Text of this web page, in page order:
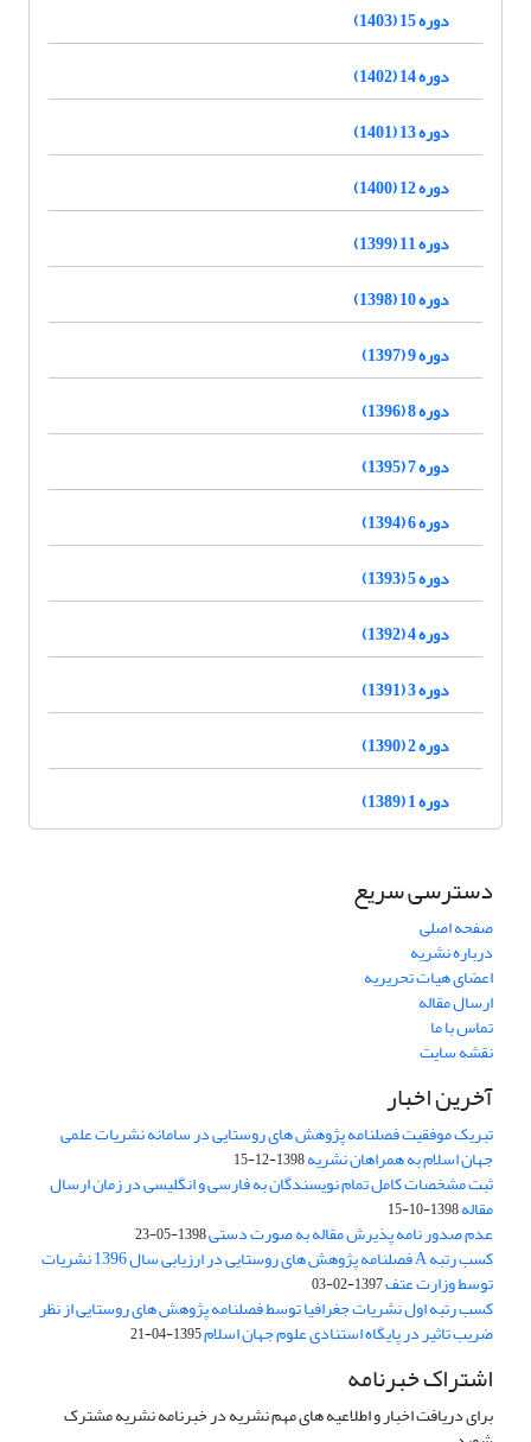
دوره 15 (1403)
دوره 14 (1402)
دوره 13 (1401)
دوره 12 (1400)
دوره 11 (1399)
دوره 10 (1398)
دوره 9 (1397)
دوره 8 (1396)
دوره 7 (1395)
دوره 6 (1394)
دوره 5 (1393)
دوره 4 (1392)
دوره 3 (1391)
دوره 2 (1390)
دوره 1 (1389)
دسترسی سریع
صفحه اصلی
درباره نشریه
اعضای هیات تحریریه
ارسال مقاله
تماس با ما
نقشه سایت
آخرین اخبار
تبریک موفقیت فصلنامه پژوهش های روستایی در سامانه نشریات علمی
جهان اسلام به همراهان نشریه1398-12-15
ثبت مشخصات کامل تمام نویسندگان به فارسی و انگلیسی در زمان ارسال
مقاله1398-10-15
عدم صدور نامه پذیرش مقاله به صورت دستی1398-05-23
کسب رتبه A فصلنامه پژوهش های روستایی در ارزیابی سال 1396 نشریات
توسط وزارت عتف1397-02-03
کسب رتبه اول نشریات جغرافیا توسط فصلنامه پژوهش های روستایی از نظر
ضریب تاثیر در پایگاه استنادی علوم جهان اسلام1395-04-21
اشتراک خبرنامه
برای دریافت اخبار و اطلاعیه های مهم نشریه در خبرنامه نشریه مشترک